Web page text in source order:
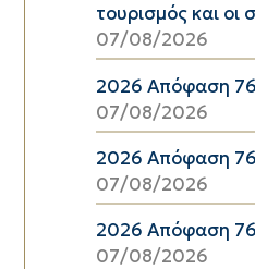
τουρισμός και οι
07/08/2026
2026 Απόφαση
07/08/2026
2026 Απόφαση
07/08/2026
2026 Απόφαση
07/08/2026